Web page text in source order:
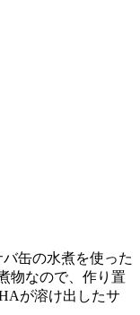
缶の水煮を使った
物なので、作り置
が溶け出したサ